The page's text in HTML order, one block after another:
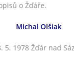
o Žďáře.
Michal Olšiak
5. 1978 Žďár nad